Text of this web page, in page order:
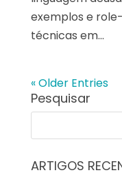
exemplos e
técnicas em...
« Older Entries
Pesquisar
ARTIGOS